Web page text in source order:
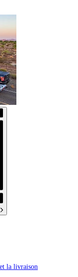
la livraison